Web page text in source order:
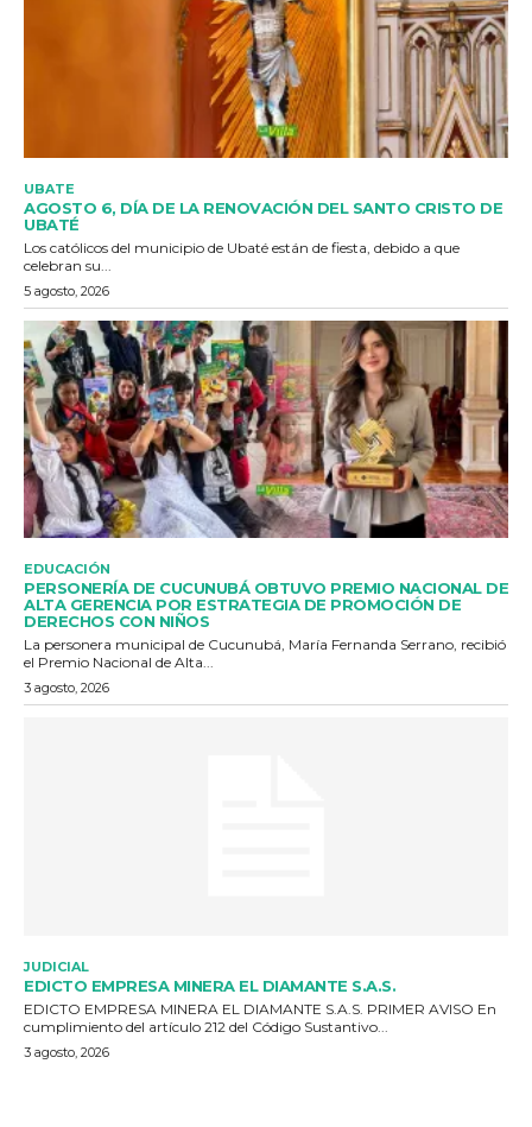
UBATE
AGOSTO 6, DÍA DE LA RENOVACIÓN DEL SANTO CRISTO DE
UBATÉ
Los católicos del municipio de Ubaté están de fiesta, debido a que
celebran su...
5 agosto, 2026
EDUCACIÓN
PERSONERÍA DE CUCUNUBÁ OBTUVO PREMIO NACIONAL DE
ALTA GERENCIA POR ESTRATEGIA DE PROMOCIÓN DE
DERECHOS CON NIÑOS
La personera municipal de Cucunubá, María Fernanda Serrano, recibió
el Premio Nacional de Alta...
3 agosto, 2026
JUDICIAL
EDICTO EMPRESA MINERA EL DIAMANTE S.A.S.
EDICTO EMPRESA MINERA EL DIAMANTE S.A.S. PRIMER AVISO En
cumplimiento del artículo 212 del Código Sustantivo...
3 agosto, 2026